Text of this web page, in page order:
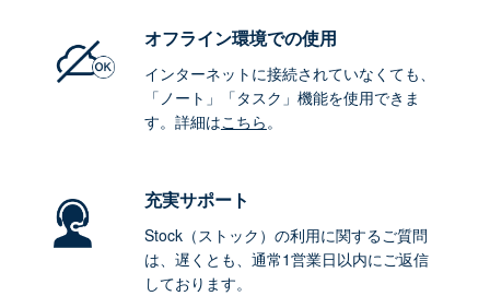
オフライン環境での使用
インターネットに接続されていなくても、
「ノート」「タスク」機能を使用できま
す。詳細はこちら。
充実サポート
Stock（ストック）の利用に関するご質問
は、遅くとも、通常1営業日以内にご返信
しております。